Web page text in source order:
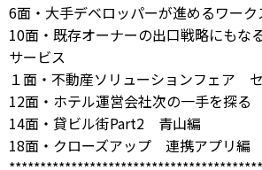
6面・大手デベロッパーが進めるワー
10面・既存オーナーの出口戦略にもな
サービス
１面・不動産ソリューションフェア
12面・ホテル運営会社次の一手を探る
14面・貸ビル街Part2 青山編
18面・クローズアップ 連携アプリ編